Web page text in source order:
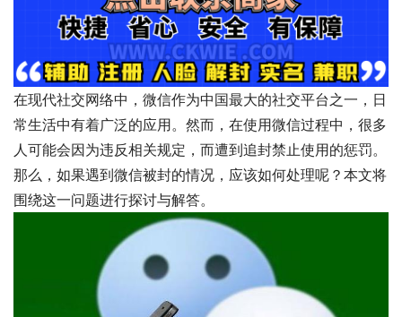
在现代社交网络中，微信作为中国最大的社交平台之一，日
常生活中有着广泛的应用。然而，在使用微信过程中，很多
人可能会因为违反相关规定，而遭到追封禁止使用的惩罚。
那么，如果遇到微信被封的情况，应该如何处理呢？本文将
围绕这一问题进行探讨与解答。